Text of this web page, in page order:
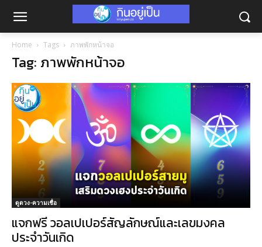
Home Tags ภาพพักหน้าจอ
Tag: ภาพพักหน้าจอ
ดูดวง-ความเชื่อ
แจกฟรี วอลเปเปอร์สัญลักษณ์และเลขมงคล
ประจำวันเกิด